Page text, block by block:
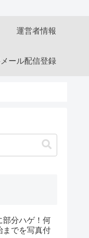
運営者情報
ール配信登録
部分ハゲ！何
までを写真付